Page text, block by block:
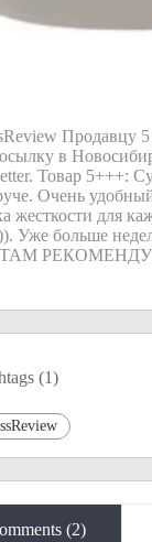
Продавцу 5
в
Товар 5+++:
Очень
жесткости для
Уже больше
(1)
(2)